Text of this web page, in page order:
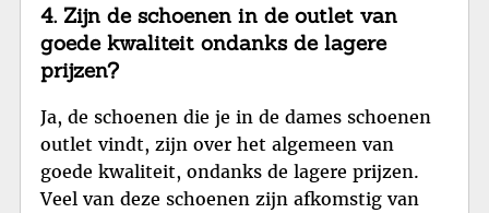
4. Zijn de schoenen in de outlet van
goede kwaliteit ondanks de lagere
prijzen?
Ja, de schoenen die je in de dames schoenen
outlet vindt, zijn over het algemeen van
goede kwaliteit, ondanks de lagere prijzen.
Veel van deze schoenen zijn afkomstig van